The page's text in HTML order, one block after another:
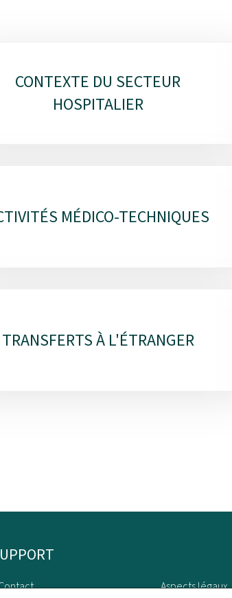
CONTEXTE DU SECTEUR
HOSPITALIER
MÉDICO-TECHNIQUES
TRANSFERTS À L'ÉTRANGER
Aspects légaux